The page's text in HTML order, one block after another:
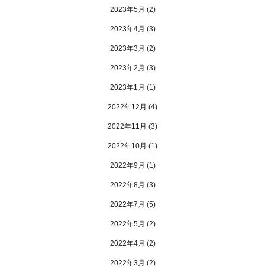
2023年5月 (2)
2023年4月 (3)
2023年3月 (2)
2023年2月 (3)
2023年1月 (1)
2022年12月 (4)
2022年11月 (3)
2022年10月 (1)
2022年9月 (1)
2022年8月 (3)
2022年7月 (5)
2022年5月 (2)
2022年4月 (2)
2022年3月 (2)